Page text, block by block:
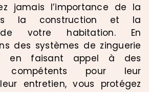
jamais l’importance de la
la construction et la
de votre habitation. En
des systèmes de zinguerie
en faisant appel à des
compétents pour leur
entretien, vous protégez